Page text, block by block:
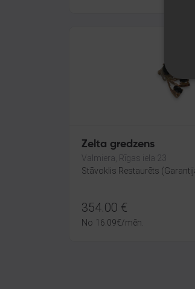
Zelta gredzens
Valmiera, Rīgas iela 23
Stāvoklis Restaurēts
354.00 €
No 16.09€/mēn.